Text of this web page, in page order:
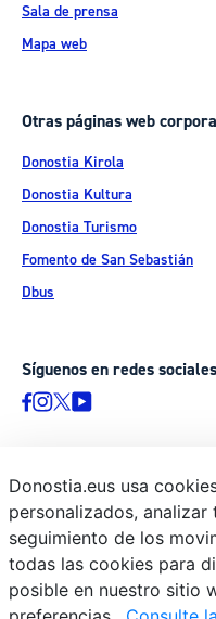
Sala de prensa
Mapa web
Otras páginas web
Donostia Kirola
Donostia Kultura
Donostia Turismo
Fomento de San Sebastián
Dbus
Síguenos en redes sociales
© Donostiako Udala -
Ijentea 1, 20003 Donostia /
Aviso legal
Política de privacidad
Donostia.eus usa
personalizados,
seguimiento de los
todas las cookies para
posible en nuestro sitio